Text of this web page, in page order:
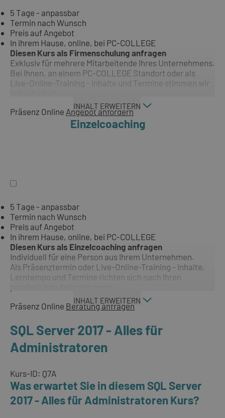
5 Tage - anpassbar
Termin nach Wunsch
Preis auf Angebot
In ihrem Hause, online, bei PC-COLLEGE
Diesen Kurs als Firmenschulung anfragen
Exklusiv für mehrere Mitarbeitende Ihres Unternehmens.
Bei Ihnen, an einem PC-COLLEGE Standort oder als
Live-Online-Training - Inhalte und Termine stimmen wir
INHALT ERWEITERN
Präsenz Online Angebot anfordern
Einzelcoaching
5 Tage - anpassbar
Termin nach Wunsch
Preis auf Angebot
In ihrem Hause, online, bei PC-COLLEGE
Diesen Kurs als Einzelcoaching anfragen
Individuell für eine Person aus Ihrem Unternehmen.
Als Präsenztermin oder Live-Online-Training - Inhalte,
Lerntempo und Termine richten sich nach Ihren
INHALT ERWEITERN
Präsenz Online Beratung anfragen
SQL Server 2017 - Alles für
Administratoren
Kurs-ID: Q7A
Was erwartet Sie in diesem SQL Server
2017 - Alles für Administratoren Kurs?